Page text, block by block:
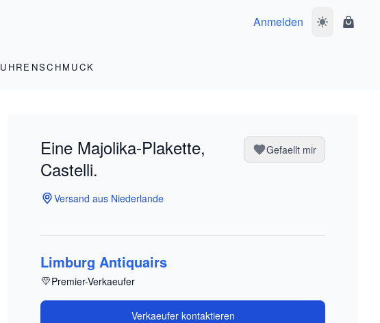
Anmelden
UHRENSCHMUCK
Eine Majolika-Plakette,
Castelli.
Gefaellt mir
Versand aus Niederlande
Limburg Antiquairs
Premier-Verkaeufer
Verkaeufer kontaktieren